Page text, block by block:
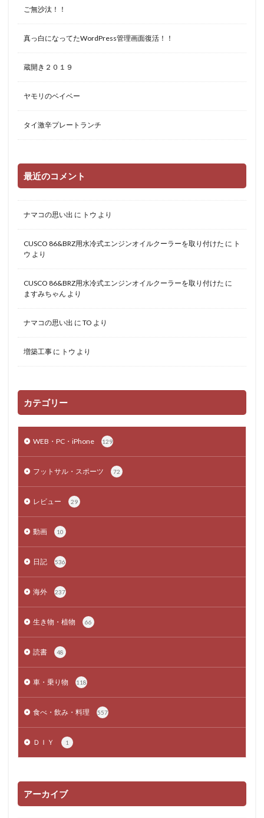
ご無沙汰！！
真っ白になってたWordPress管理画面復活！！
蔵開き２０１９
ヤモリのベイベー
タイ激辛プレートランチ
最近のコメント
ナマコの思い出 に トウ より
CUSCO 86&BRZ用水冷式エンジンオイルクーラーを取り付けた に ト
ウ より
CUSCO 86&BRZ用水冷式エンジンオイルクーラーを取り付けた に
ますみちゃん より
ナマコの思い出 に TO より
増築工事 に トウ より
カテゴリー
WEB・PC・iPhone 129
フットサル・スポーツ 72
レビュー 29
動画 10
日記 536
海外 237
生き物・植物 66
読書 48
車・乗り物 118
食べ・飲み・料理 557
ＤＩＹ 1
アーカイブ